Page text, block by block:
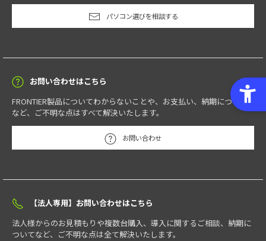
パソコン選びを相談する
お問い合わせはこちら
FRONTIER製品についてわからないことや、お支払い、納期について
など、ご不明な点はすべて解決いたします。
お問い合わせ
【法人専用】お問い合わせはこちら
法人様からのお見積もりや複数台購入、導入に関するご相談、納期に
ついてなど、ご不明な点は全て解決いたします。